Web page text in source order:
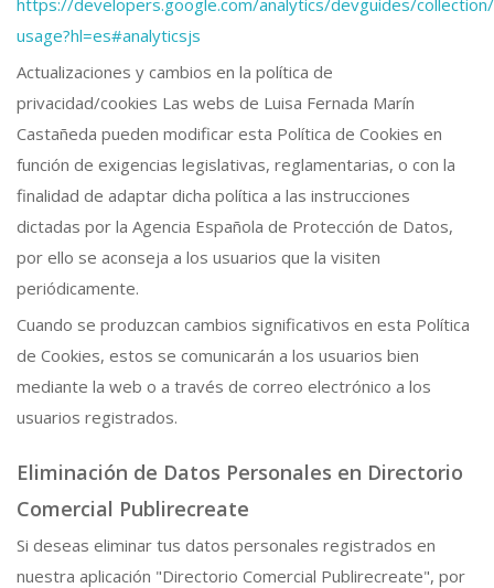
usage?hl=es#analyticsjs
Actualizaciones y cambios en la política de
privacidad/cookies Las webs de Luisa Fernada Marín
Castañeda pueden modificar esta Política de Cookies en
función de exigencias legislativas, reglamentarias, o con la
finalidad de adaptar dicha política a las instrucciones
dictadas por la Agencia Española de Protección de Datos,
por ello se aconseja a los usuarios que la visiten
periódicamente.
Cuando se produzcan cambios significativos en esta Política
de Cookies, estos se comunicarán a los usuarios bien
mediante la web o a través de correo electrónico a los
usuarios registrados.
Eliminación de Datos Personales en Directorio
Comercial Publirecreate
Si deseas eliminar tus datos personales registrados en
nuestra aplicación "Directorio Comercial Publirecreate", por